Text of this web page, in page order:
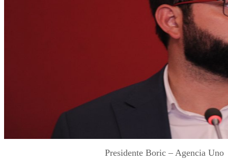
Presidente Boric – Agencia Uno